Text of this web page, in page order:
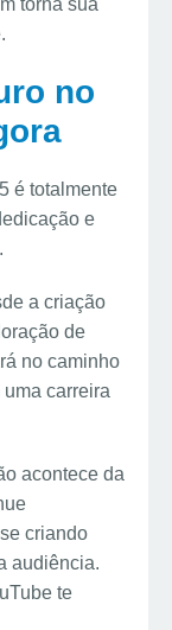
no
é totalmente
e
a criação
de
no caminho
carreira
acontece da
criando
audiência.
te